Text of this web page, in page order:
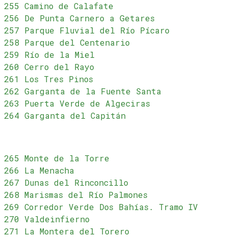
255 Camino de Calafate
256 De Punta Carnero a Getares
257 Parque Fluvial del Río Pícaro
258 Parque del Centenario
259 Río de la Miel
260 Cerro del Rayo
261 Los Tres Pinos
262 Garganta de la Fuente Santa
263 Puerta Verde de Algeciras
264 Garganta del Capitán
265 Monte de la Torre
266 La Menacha
267 Dunas del Rinconcillo
268 Marismas del Río Palmones
269 Corredor Verde Dos Bahías. Tramo IV
270 Valdeinfierno
271 La Montera del Torero